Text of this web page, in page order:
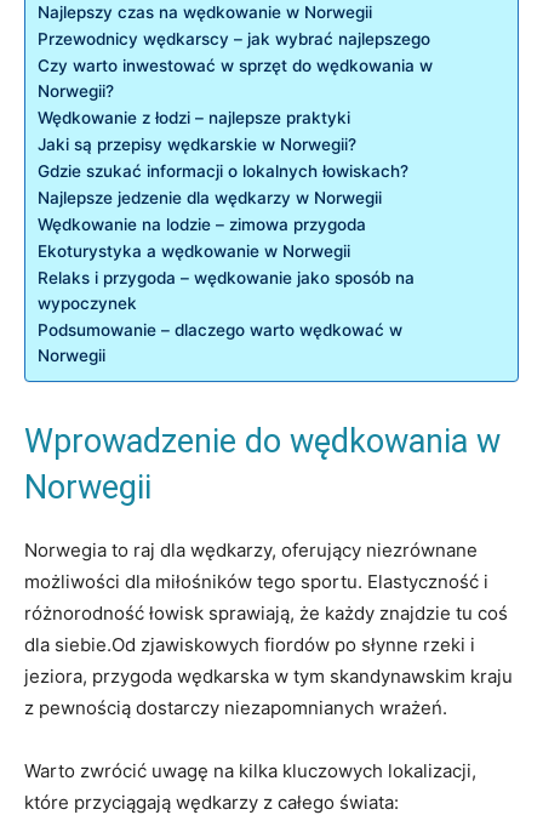
Najlepszy czas na wędkowanie w Norwegii
Przewodnicy wędkarscy – jak wybrać najlepszego
Czy warto inwestować w sprzęt do wędkowania w
Norwegii?
Wędkowanie z łodzi – najlepsze praktyki
Jaki są przepisy wędkarskie w Norwegii?
Gdzie szukać informacji o lokalnych łowiskach?
Najlepsze jedzenie dla wędkarzy w Norwegii
Wędkowanie na lodzie – zimowa przygoda
Ekoturystyka a wędkowanie w Norwegii
Relaks i przygoda – wędkowanie jako sposób na
wypoczynek
Podsumowanie – dlaczego warto wędkować w
Norwegii
Wprowadzenie do wędkowania w
Norwegii
Norwegia to raj dla wędkarzy, oferujący niezrównane
możliwości dla miłośników tego sportu. Elastyczność i
różnorodność łowisk sprawiają, że każdy znajdzie tu coś
dla siebie.Od zjawiskowych fiordów po słynne rzeki i
jeziora, przygoda wędkarska w tym skandynawskim kraju
z pewnością dostarczy niezapomnianych wrażeń.
Warto zwrócić uwagę na kilka kluczowych lokalizacji,
które przyciągają wędkarzy z całego świata: